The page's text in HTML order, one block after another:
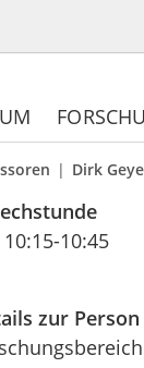
Dirk
10:15-10:45
zur Person